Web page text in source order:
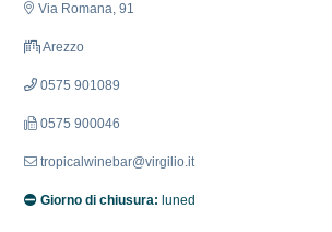
Via Romana, 91
Arezzo
0575 901089
0575 900046
tropicalwinebar@virgilio.it
Giorno di chiusura: luned